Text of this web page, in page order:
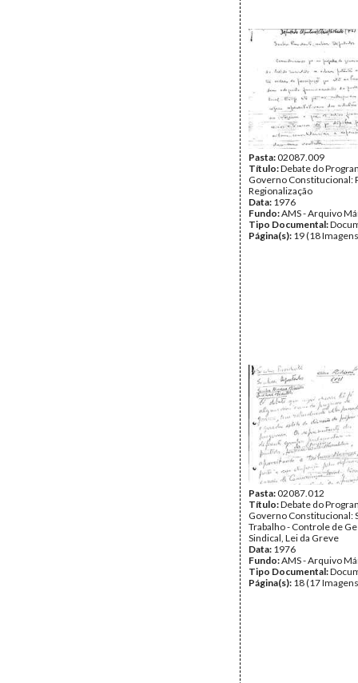
Pasta:02087.009
Título:Debate do
Governo Constitucional:
Regionalização
Data: 1976
Fundo:AMS - Arquivo
Tipo Documental:
Página(s): 19 (18
Pasta:02087.012
Título:Debate do
Governo Constitucional:
Trabalho - Controle de
Sindical, Lei da Greve
Data: 1976
Fundo:AMS - Arquivo
Tipo Documental:
Página(s): 18 (17